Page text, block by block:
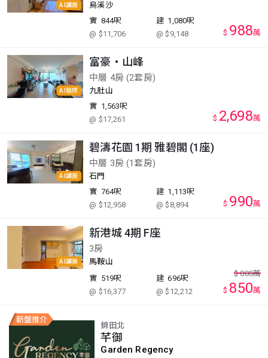
AI講房
烏溪沙
實 844呎
@ $11,706
建 1,080呎
@ $9,148
$ 988萬
AI裝修
富豪‧山峰
中層 4房 (2套房)
九肚山
實 1,563呎
@ $17,261
$ 2,698萬
AI講房
碧濤花園 1期 雅碧閣 (1座)
中層 3房 (1套房)
石門
實 764呎
@ $12,958
建 1,113呎
@ $8,894
$ 990萬
AI講房
新港城 4期 F座
3房
馬鞍山
實 519呎
@ $16,377
建 696呎
@ $12,212
$ 880萬
$ 850萬
錦田北
芊御
Garden Regency